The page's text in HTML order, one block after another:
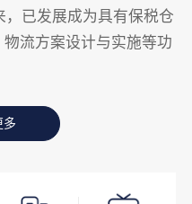
已发展成为具有保税仓
流方案设计与实施等功
多